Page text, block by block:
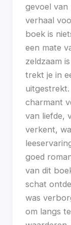
gevoel van
verhaal
boek is
een mate
zeldzaam
trekt je in
charmant
van liefde,
verkent,
goed
van dit
schat
was
om langs